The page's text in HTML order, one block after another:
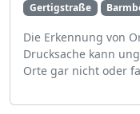
Gertigstraße
Die Erkennung von
Drucksache kann
Orte gar nicht oder